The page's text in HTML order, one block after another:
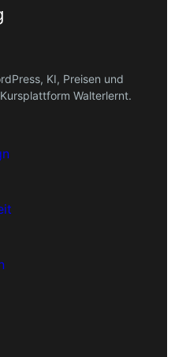
KI, Preisen und
Walterlernt.